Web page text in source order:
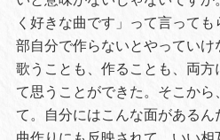
く好きな曲です」って言って
部自分で作らないとやっていけ
歌うことも、作ることも、両
て思うことができた。そこか
て。自分にはこんな面がある